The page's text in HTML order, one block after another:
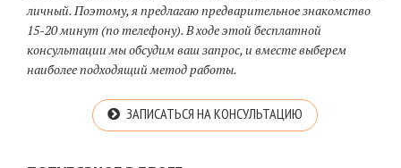
личный. Поэтому, я предлагаю предварительное знакомство
15-20 минут (по телефону). В ходе этой бесплатной
консультации мы обсудим ваш запрос, и вместе выберем
наиболее подходящий метод работы.
ЗАПИСАТЬСЯ НА КОНСУЛЬТАЦИЮ